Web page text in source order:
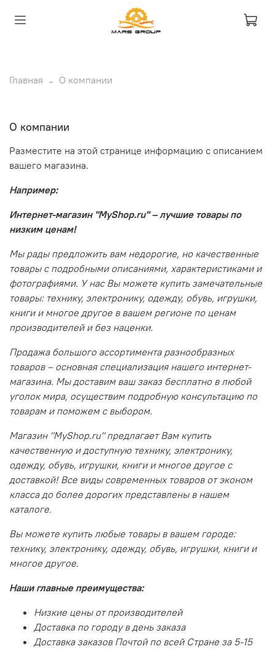
Главная О компании
О компании
Разместите на этой странице информацию с описанием
вашего магазина.
Например:
Интернет-магазин "MyShop.ru" – лучшие товары по
низким ценам!
Мы рады предложить вам недорогие, но качественные
товары с подробными описаниями, характеристиками и
фотографиями. У нас Вы можете купить замечательные
товары: технику, электронику, одежду, обувь, игрушки,
книги и многое другое в вашем регионе по ценам
производителей и без наценки.
Продажа большого ассортимента разнообразных
товаров – основная специализация нашего интернет-
магазина. Мы доставим ваш заказ бесплатно в любой
уголок мира, осуществим подробную консультацию по
товарам и поможем с выбором.
Магазин "MyShop.ru" предлагает Вам купить
качественную и доступную технику, электронику,
одежду, обувь, игрушки, книги и многое другое с
доставкой! Все виды современных товаров от эконом
класса до более дорогих представлены в нашем
каталоге.
Вы можете купить любые товары в вашем городе:
технику, электронику, одежду, обувь, игрушки, книги и
многое другое.
Наши главные преимущества:
Низкие цены от производителей
Доставка по городу в день заказа
Доставка заказов Почтой по всей Стране за 5-15